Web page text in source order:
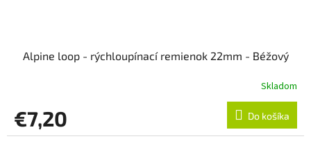
Alpine loop - rýchloupínací remienok 22mm - Béžový
Skladom
€7,20 Do košíka